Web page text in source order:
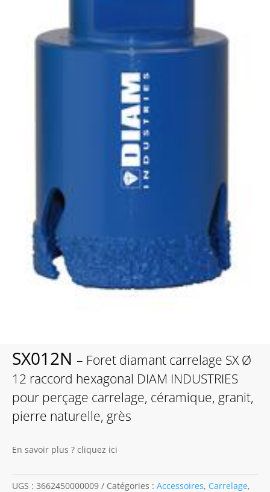
SX012N – Foret diamant carrelage SX Ø
12 raccord hexagonal DIAM INDUSTRIES
pour perçage carrelage, céramique, granit,
pierre naturelle, grès
En savoir plus ? cliquez ici
UGS : 3662450000009 Catégories : Accessoires, Carrelage,